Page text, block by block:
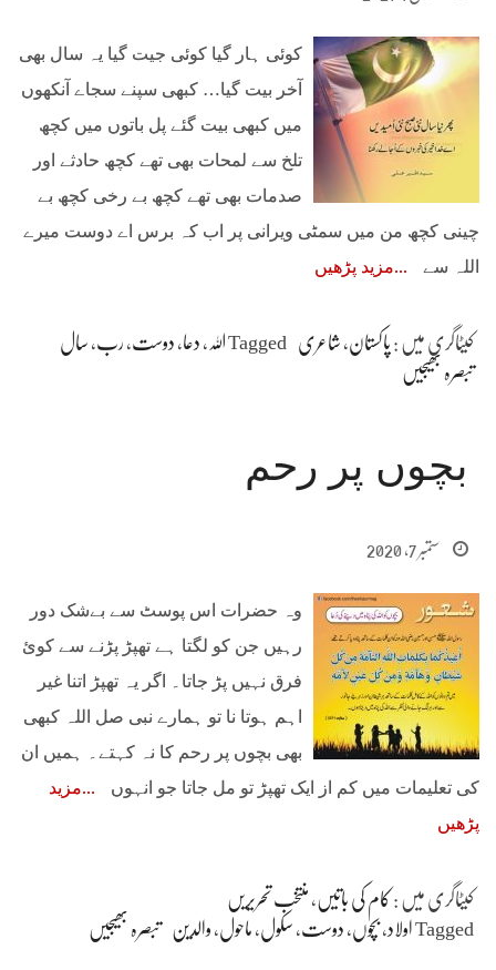
کوئی ہار گیا کوئی جیت گیا یہ سال بھی
آخر بیت گیا… کبهی سپنے سجاے آنکھوں
میں کبھی بیت گئے پل باتوں میں کچھ
تلخ سے لمحات بھی تھے کچھ حادثے اور
صدمات بھی تھے کچھ بے رخی کچھ بے
چینی کچھ من میں سمٹی ویرانی پر اب کہ برس اے دوست میرے
اللہ سے
مزید پڑھیں
کیٹاگری میں : پاکستان، شاعری Taggedاللہ ، دعا، دوست، رب، سال
تبصرہ بھیجیں
بچوں پر رحم
ستمبر 7, 2020
وہ حضرات اس پوسٹ سے بےشک دور
رہیں جن کو لگتا ہے تھپڑ پڑنے سے کوئ
فرق نہیں پڑ جاتا۔ اگر یہ تھپڑ اتنا غیر
اہم ہوتا نا تو ہمارے نبی صل اللہ کبھی
بھی بچوں پر رحم کا نہ کہتے۔ ہمیں ان
کی تعلیمات میں کم از ایک تھپڑ تو مل جاتا جو انہوں
مزید
پڑھیں
کیٹاگری میں : کام کی باتیں ، منتخب تحریریں
Taggedاولاد،بچوں، دوست، سکول، ماحول، والدین تبصرہ بھیجیں